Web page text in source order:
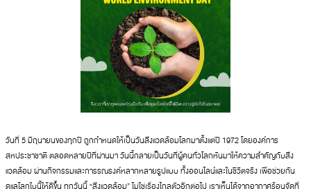
วันที่ 5 มิถุนายนของทุกปี ถูกกำหนดให้เป็นวันสิ่งแวดล้อมโลกมาตั้งแต่ปี 1972 โดยองค์การ
สหประชาชาติ ตลอดหลายปีที่ผ่านมา วันนี้กลายเป็นวันที่ผู้คนทั่วโลกหันมาให้ความสำคัญกับสิ่ง
แวดล้อม ผ่านกิจกรรมและการรณรงค์หลากหลายรูปแบบ ทั้งออนไลน์และในชีวิตจริง เพื่อช่วยกัน
ดูแลโลกใบนี้ให้ดีขึ้น ทุกวันนี้ “สิ่งแวดล้อม” ไม่ใช่เรื่องไกลตัวอีกต่อไป เราเห็นได้จากอากาศร้อนจัดที่